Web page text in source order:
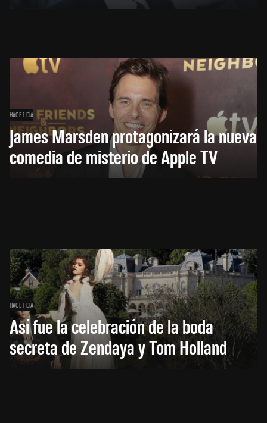
HACE 1 DÍA
James Marsden protagonizará la nueva
comedia de misterio de Apple TV
HACE 1 DÍA
Así fue la celebración de la boda
secreta de Zendaya y Tom Holland